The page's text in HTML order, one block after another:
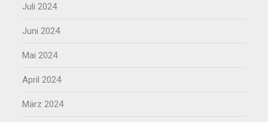
Juli 2024
Juni 2024
Mai 2024
April 2024
März 2024